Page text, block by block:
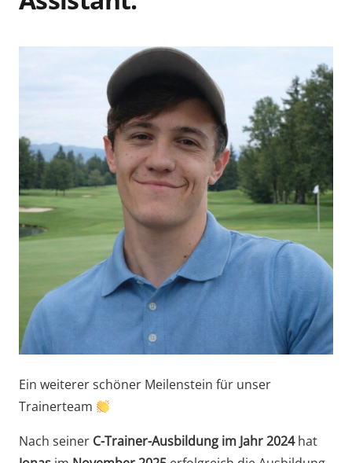
Ein weiterer schöner Meilenstein für unser
Trainerteam
Nach seiner C-Trainer-Ausbildung im Jahr 2024hat